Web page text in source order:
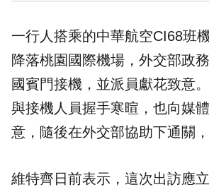
一行人搭乘的中華航空CI68班
降落桃園國際機場，外交部政
國賓門接機，並派員獻花致意
與接機人員握手寒暄，也向媒
意，隨後在外交部協助下通關，
維特齊日前表示，這次出訪應